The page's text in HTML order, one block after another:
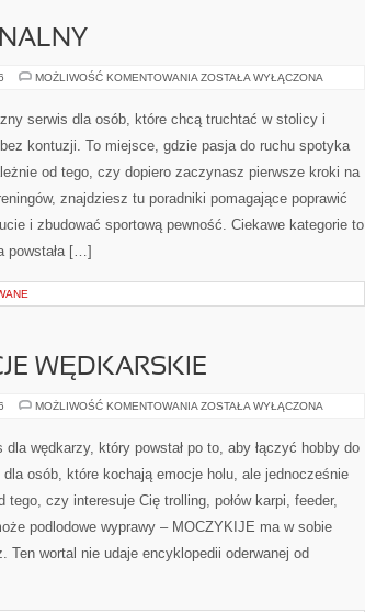
MOŻLIWOŚĆ KOMENTOWANIA TRENING
ZOSTAŁA WYŁĄCZONA
serwis dla osób, które chcą truchtać w stolicy i
kontuzji. To miejsce, gdzie pasja do ruchu spotyka
od tego, czy dopiero zaczynasz pierwsze kroki na
znajdziesz tu poradniki pomagające poprawić
i zbudować sportową pewność. Ciekawe kategorie to
powstała […]
WĘDKARSKIE
MOŻLIWOŚĆ KOMENTOWANIA HISTORIA
WĘDKARSKIE
ZOSTAŁA WYŁĄCZONA
wędkarzy, który powstał po to, aby łączyć hobby do
osób, które kochają emocje holu, ale jednocześnie
tego, czy interesuje Cię trolling, połów karpi, feeder,
podlodowe wyprawy – MOCZYKIJE ma w sobie
Ten wortal nie udaje encyklopedii oderwanej od